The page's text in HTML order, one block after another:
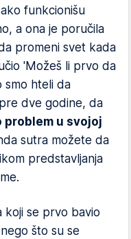
funkcionišu
a ona je poručila
promeni svet kada
'Možeš li prvo da
smo hteli da
dve godine, da
problem u svojoj
sutra možete da
predstavljanja
koji se prvo bavio
što su se